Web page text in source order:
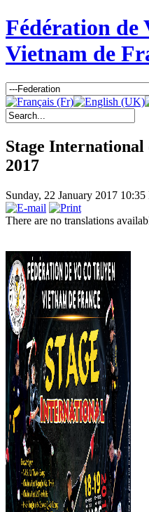
Fédération de
Vietnam de
Stage International
2017
Sunday, 22 January 2017 10:35
There are no translations